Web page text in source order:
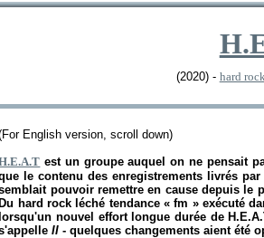
(2020) - hard
English version, scroll down)
est un groupe auquel on ne pensait
le contenu des enregistrements livrés
pouvoir remettre en cause depuis le
Du hard rock léché tendance «fm » exécuté
lorsqu'un nouvel effort longue durée de
II - quelques changements aient été